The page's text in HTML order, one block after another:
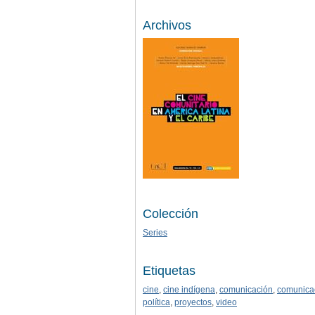
Archivos
Colección
Series
Etiquetas
cine cine indígena comunicación
política proyectos video